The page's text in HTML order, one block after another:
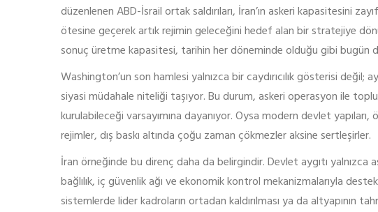
düzenlenen ABD-İsrail ortak saldırıları, İran’ın askeri kapasitesini
ötesine geçerek artık rejimin geleceğini hedef alan bir stratejiye
sonuç üretme kapasitesi, tarihin her döneminde olduğu gibi bugün
Washington’un son hamlesi yalnızca bir caydırıcılık gösterisi değil;
siyasi müdahale niteliği taşıyor. Bu durum, askeri operasyon ile
kurulabileceği varsayımına dayanıyor. Oysa modern devlet
rejimler, dış baskı altında çoğu zaman çökmezler aksine sertleşirler.
İran örneğinde bu direnç daha da belirgindir. Devlet aygıtı yalnızca
bağlılık, iç güvenlik ağı ve ekonomik kontrol mekanizmalarıyla
sistemlerde lider kadroların ortadan kaldırılması ya da altyapının